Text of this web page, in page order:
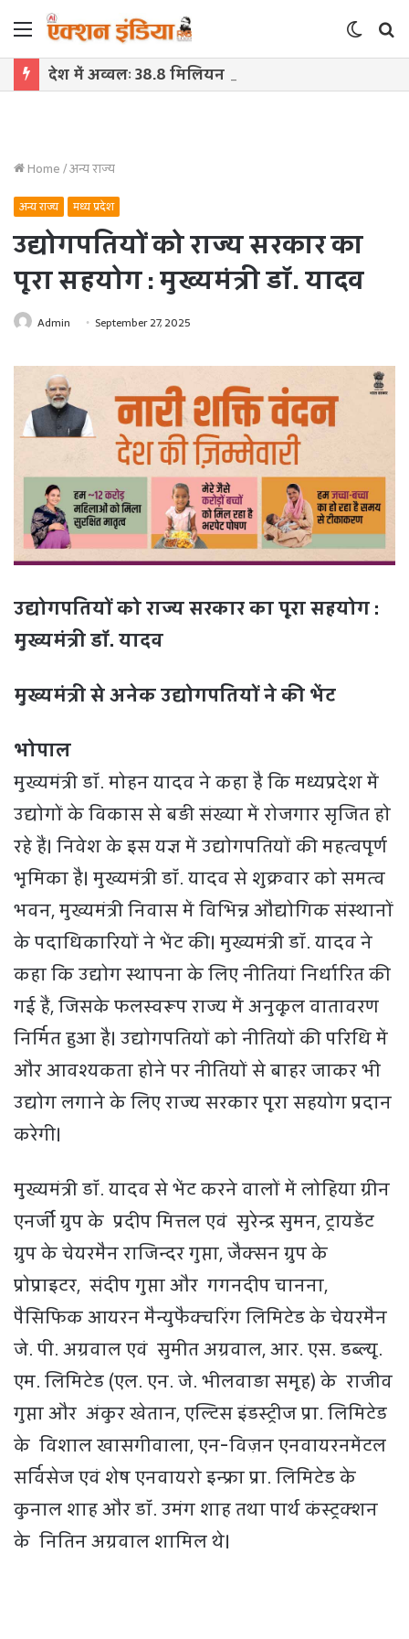
Menu
Switch
skin
Home/अन्य राज्य
अन्य राज्य मध्य प्रदेश
उद्योगपतियों को राज्य सरकार का
पूरा सहयोग : मुख्यमंत्री डॉ. यादव
Admin September 27, 2025
उद्योगपतियों को राज्य सरकार का पूरा सहयोग :
मुख्यमंत्री डॉ. यादव
मुख्यमंत्री से अनेक उद्योगपतियों ने की भेंट
भोपाल
मुख्यमंत्री डॉ. मोहन यादव ने कहा है कि मध्यप्रदेश में
उद्योगों के विकास से बड़ी संख्या में रोजगार सृजित हो
रहे हैं। निवेश के इस यज्ञ में उद्योगपतियों की महत्वपूर्ण
भूमिका है। मुख्यमंत्री डॉ. यादव से शुक्रवार को समत्व
भवन, मुख्यमंत्री निवास में विभिन्न औद्योगिक संस्थानों
के पदाधिकारियों ने भेंट की। मुख्यमंत्री डॉ. यादव ने
कहा कि उद्योग स्थापना के लिए नीतियां निर्धारित की
गई हैं, जिसके फलस्वरूप राज्य में अनुकूल वातावरण
निर्मित हुआ है। उद्योगपतियों को नीतियों की परिधि में
और आवश्यकता होने पर नीतियों से बाहर जाकर भी
उद्योग लगाने के लिए राज्य सरकार पूरा सहयोग प्रदान
करेगी।
मुख्यमंत्री डॉ. यादव से भेंट करने वालों में लोहिया ग्रीन
एनर्जी ग्रुप के प्रदीप मित्तल एवं सुरेन्द्र सुमन, ट्रायडेंट
ग्रुप के चेयरमैन राजिन्दर गुप्ता, जैक्सन ग्रुप के
प्रोप्राइटर, संदीप गुप्ता और गगनदीप चानना,
पैसिफिक आयरन मैन्युफैक्चरिंग लिमिटेड के चेयरमैन
जे. पी. अग्रवाल एवं सुमीत अग्रवाल, आर. एस. डब्ल्यू.
एम. लिमिटेड (एल. एन. जे. भीलवाड़ा समूह) के राजीव
गुप्ता और अंकुर खेतान, एल्टिस इंडस्ट्रीज प्रा. लिमिटेड
के विशाल खासगीवाला, एन-विज़न एनवायरनमेंटल
सर्विसेज एवं शेष एनवायरो इन्फ्रा प्रा. लिमिटेड के
कुनाल शाह और डॉ. उमंग शाह तथा पार्थ कंस्ट्रक्शन
के नितिन अग्रवाल शामिल थे।